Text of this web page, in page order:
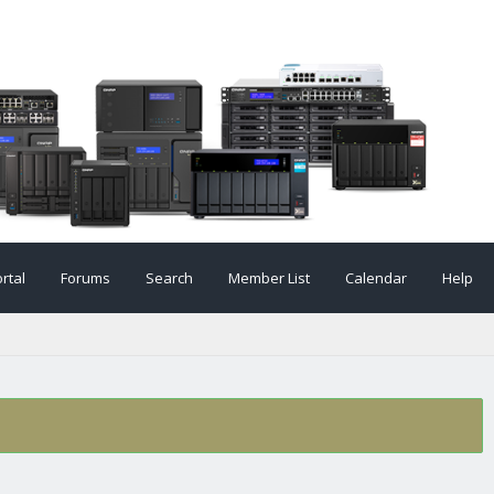
Forums Search Member List Calendar Help